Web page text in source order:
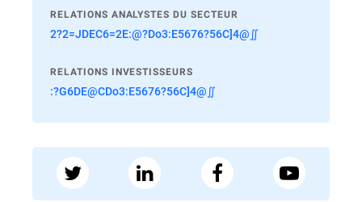
RELATIONS ANALYSTES DU SECTEUR
2?2=JDEC6=2E:@?Do3:E5676?56C]4@∬
RELATIONS INVESTISSEURS
:?G6DE@CDo3:E5676?56C]4@∬